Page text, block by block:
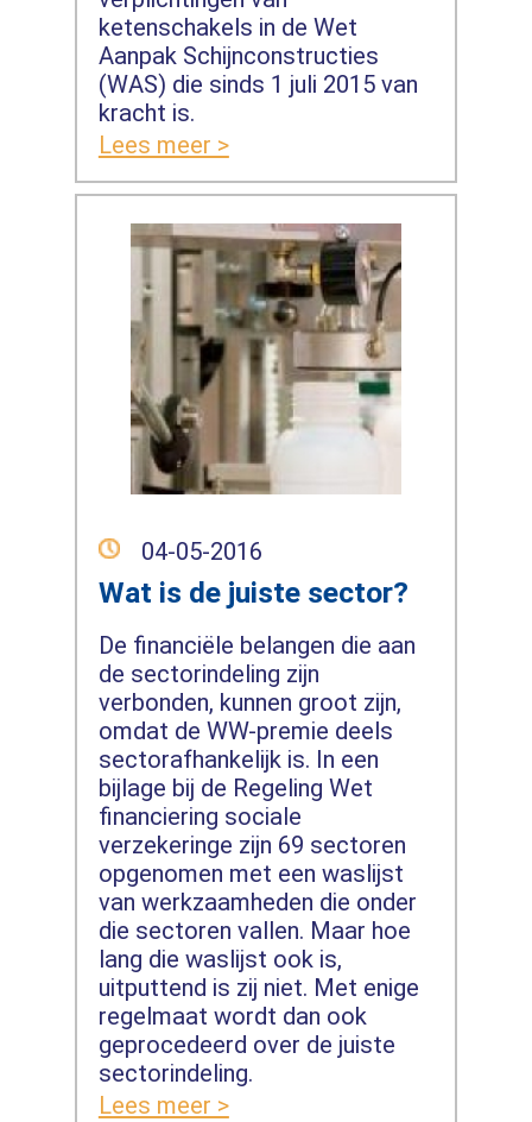
ketenschakels in de Wet
Aanpak Schijnconstructies
(WAS) die sinds 1 juli 2015 van
kracht is.
Lees meer >
04-05-2016
Wat is de juiste sector?
De financiële belangen die aan
de sectorindeling zijn
verbonden, kunnen groot zijn,
omdat de WW-premie deels
sectorafhankelijk is. In een
bijlage bij de Regeling Wet
financiering sociale
verzekeringe zijn 69 sectoren
opgenomen met een waslijst
van werkzaamheden die onder
die sectoren vallen. Maar hoe
lang die waslijst ook is,
uitputtend is zij niet. Met enige
regelmaat wordt dan ook
geprocedeerd over de juiste
sectorindeling.
Lees meer >